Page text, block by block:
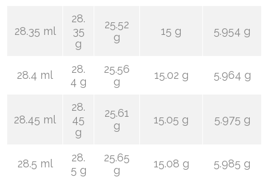
28.35 ml
28.
35
g
25.52
g
15 g 5.954 g
28.4 ml
28.
4 g
25.56
g
15.02 g 5.964 g
28.45 ml
28.
45
g
25.61
g
15.05 g 5.975 g
28.5 ml
28.
5 g
25.65
g
15.08 g 5.985 g